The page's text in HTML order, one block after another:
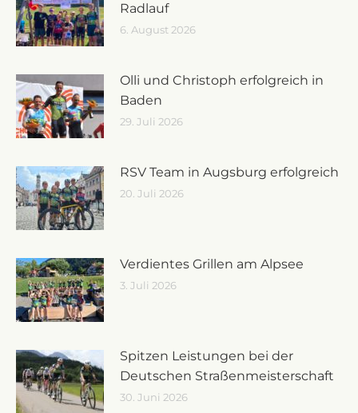
Radlauf
6. August 2026
Olli und Christoph erfolgreich in
Baden
29. Juli 2026
RSV Team in Augsburg erfolgreich
20. Juli 2026
Verdientes Grillen am Alpsee
3. Juli 2026
Spitzen Leistungen bei der
Deutschen Straßenmeisterschaft
30. Juni 2026